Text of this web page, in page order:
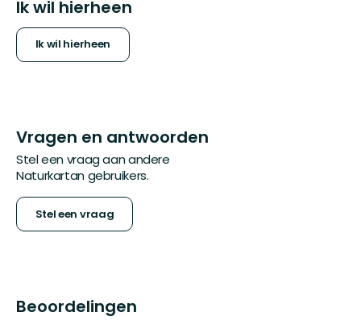
Ik wil hierheen
Ik wil hierheen
Vragen en antwoorden
Stel een vraag aan andere
Naturkartan gebruikers.
Stel een vraag
Beoordelingen